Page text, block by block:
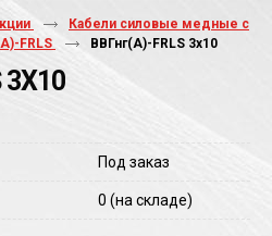
Кабели силовые медные с
FRLS ВВГнг(A)-FRLS 3х10
3Х10
Под заказ
0(на складе)